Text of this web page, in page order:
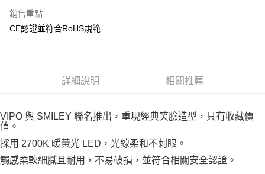
臺灣中小企業銀行
匯豐（台灣）商業銀行
台新國際商業銀行
中國信託商業銀行
Apple Pay
運送方式
全家取貨付款
每筆NT$85，滿NT$999(含以上)免運費
銷售重點
CE認證並符合RoHS規範
詳細說明 相關推薦
VIPO 與 SMILEY 聯名推出，重現經典笑臉造型，具有收藏價
值。
採用 2700K 暖黃光 LED，光線柔和不刺眼。
觸感柔軟細膩且耐用，不易破損，並符合相關安全認證。